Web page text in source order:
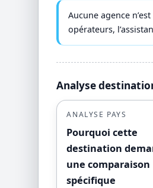
Aucune agence
opérateurs,
Analyse
ANALYSE PAYS
Pourquoi cette
destination
une comparaison
spécifique